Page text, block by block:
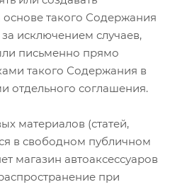
такого Содержания
исключением случаев,
письменно прямо
такого Содержания в
отдельного соглашения.
материалов (статей,
в свободном публичном
магазин автоаксессуаров
при